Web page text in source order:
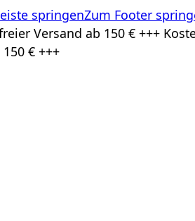
springenZum Footer
Versand ab 150 € +++
€ +++